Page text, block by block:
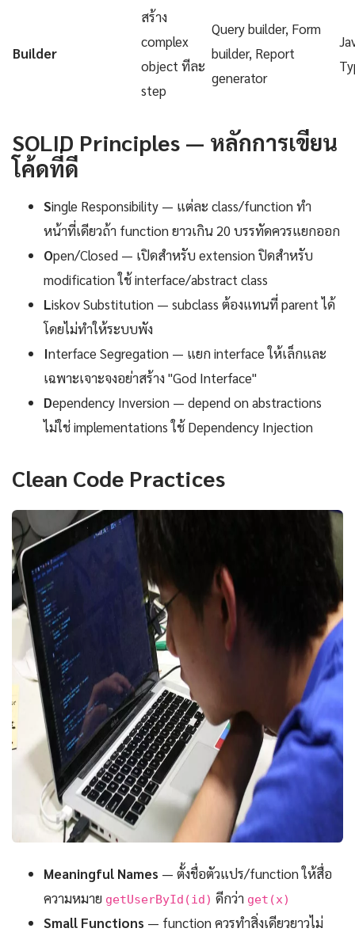
Builder
สร้าง
complex
object ทีละ
step
Query builder, Form
builder, Report
generator
SOLID Principles — หลักการเขียน
โค้ดที่ดี
Single Responsibility — แต่ละ class/function ทำ
หน้าที่เดียวถ้า function ยาวเกิน 20 บรรทัดควรแยกออก
Open/Closed — เปิดสำหรับ extension ปิดสำหรับ
modification ใช้ interface/abstract class
Liskov Substitution — subclass ต้องแทนที่ parent ได้
โดยไม่ทำให้ระบบพัง
Interface Segregation — แยก interface ให้เล็กและ
เฉพาะเจาะจงอย่าสร้าง "God Interface"
Dependency Inversion — depend on abstractions
ไม่ใช่ implementations ใช้ Dependency Injection
Clean Code Practices
Meaningful Names — ตั้งชื่อตัวแปร/function ให้สื่อ
ความหมาย getUserById(id) ดีกว่า get(x)
Small Functions — function ควรทำสิ่งเดียวยาวไม่